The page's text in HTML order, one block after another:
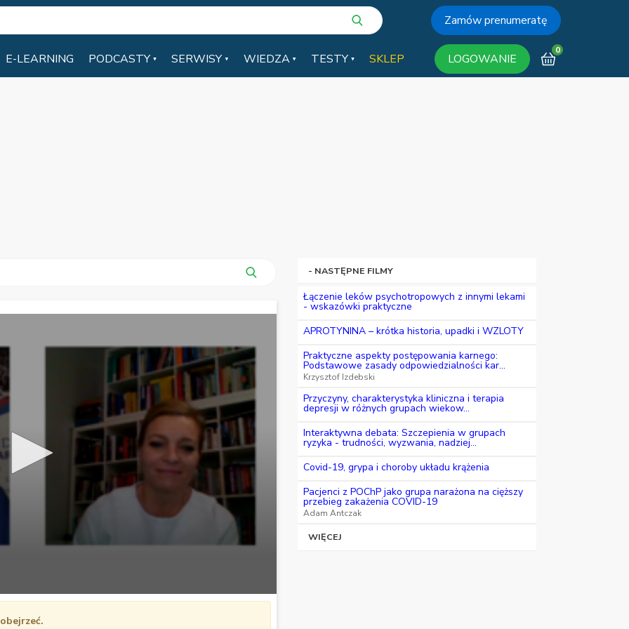
Zamów prenumeratę
E-LEARNING PODCASTY SERWISY WIEDZA TESTY SKLEP LOGOWANIE
0
- NASTĘPNE FILMY
Łączenie leków psychotropowych z innymi lekami
- wskazówki praktyczne
APROTYNINA – krótka historia, upadki i WZLOTY
Praktyczne aspekty postępowania karnego:
Podstawowe zasady odpowiedzialności kar...
Krzysztof Izdebski
Przyczyny, charakterystyka kliniczna i terapia
depresji w różnych grupach wiekow...
Interaktywna debata: Szczepienia w grupach
ryzyka - trudności, wyzwania, nadziej...
Covid-19, grypa i choroby układu krążenia
Pacjenci z POChP jako grupa narażona na cięższy
przebieg zakażenia COVID-19
Adam Antczak
WIĘCEJ